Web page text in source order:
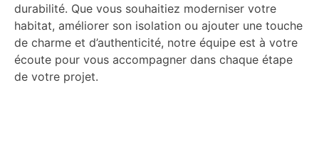
durabilité. Que vous souhaitiez moderniser votre
habitat, améliorer son isolation ou ajouter une touche
de charme et d’authenticité, notre équipe est à votre
écoute pour vous accompagner dans chaque étape
de votre projet.